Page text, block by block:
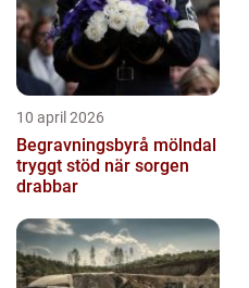
10 april 2026
Begravningsbyrå mölndal
tryggt stöd när sorgen
drabbar